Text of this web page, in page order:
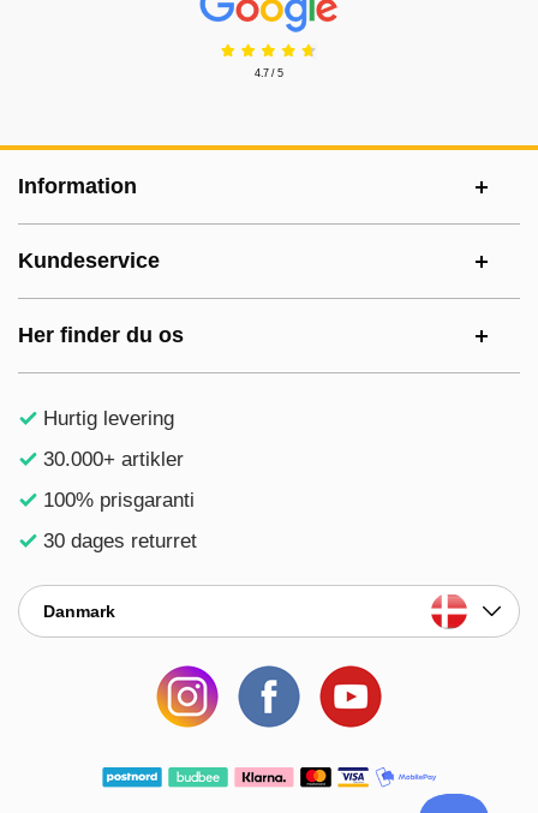
4.7 / 5
Information
Kundeservice
Her finder du os
Hurtig levering
30.000+ artikler
100% prisgaranti
30 dages returret
Danmark